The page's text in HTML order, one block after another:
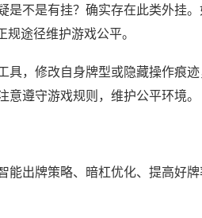
是不是有挂？确实存在此类外挂
途径维护游戏公平。
，修改自身牌型或隐藏操作痕迹
遵守游戏规则，维护公平环境。
能出牌策略、暗杠优化、提高好